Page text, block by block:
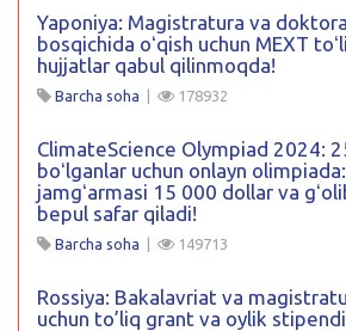
Yaponiya: Magistratura va
bosqichida oʻqish uchun MEXT
hujjatlar qabul qilinmoqda!
Barcha soha | 178932
ClimateScience Olympiad 2024:
boʻlganlar uchun onlayn
jamgʻarmasi 15 000 dollar va
bepul safar qiladi!
Barcha soha | 149713
Rossiya: Bakalavriat va
uchun to’liq grant va oylik